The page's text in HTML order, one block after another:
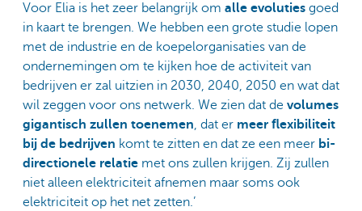
Voor Elia is het zeer belangrijk om alle evoluties goed
in kaart te brengen. We hebben een grote studie lopen
met de industrie en de koepelorganisaties van de
ondernemingen om te kijken hoe de activiteit van
bedrijven er zal uitzien in 2030, 2040, 2050 en wat dat
wil zeggen voor ons netwerk. We zien dat de volumes
gigantisch zullen toenemen, dat er meer flexibiliteit
bij de bedrijven komt te zitten en dat ze een meer bi-
directionele relatie met ons zullen krijgen. Zij zullen
niet alleen elektriciteit afnemen maar soms ook
elektriciteit op het net zetten.’